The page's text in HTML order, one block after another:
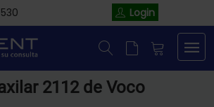
Login
2112 de Voco